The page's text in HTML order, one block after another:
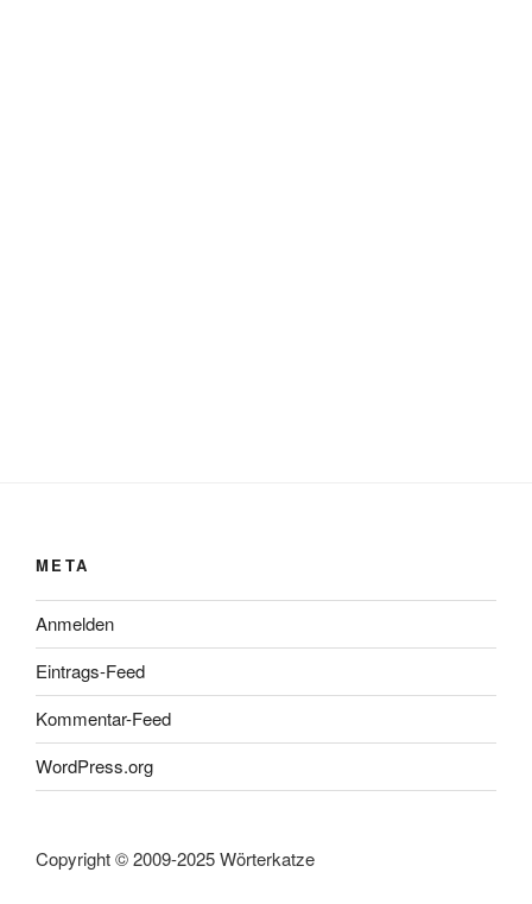
META
Anmelden
Eintrags-Feed
Kommentar-Feed
WordPress.org
Copyright © 2009-2025 Wörterkatze